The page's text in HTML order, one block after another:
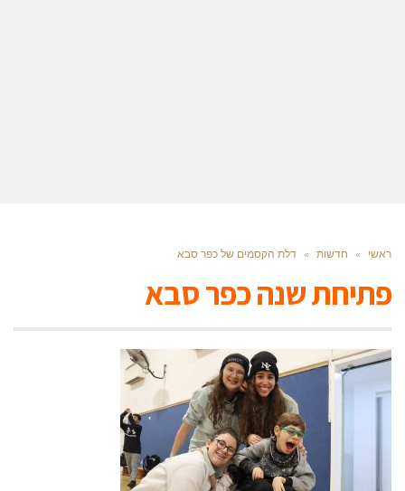
ראשי » חדשות » דלת הקסמים של כפר סבא
פתיחת שנה כפר סבא